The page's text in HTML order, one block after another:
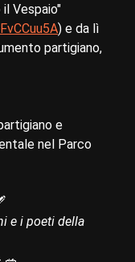
Vespaio"
) e da lì
partigiano,
e
nel Parco
e i poeti della